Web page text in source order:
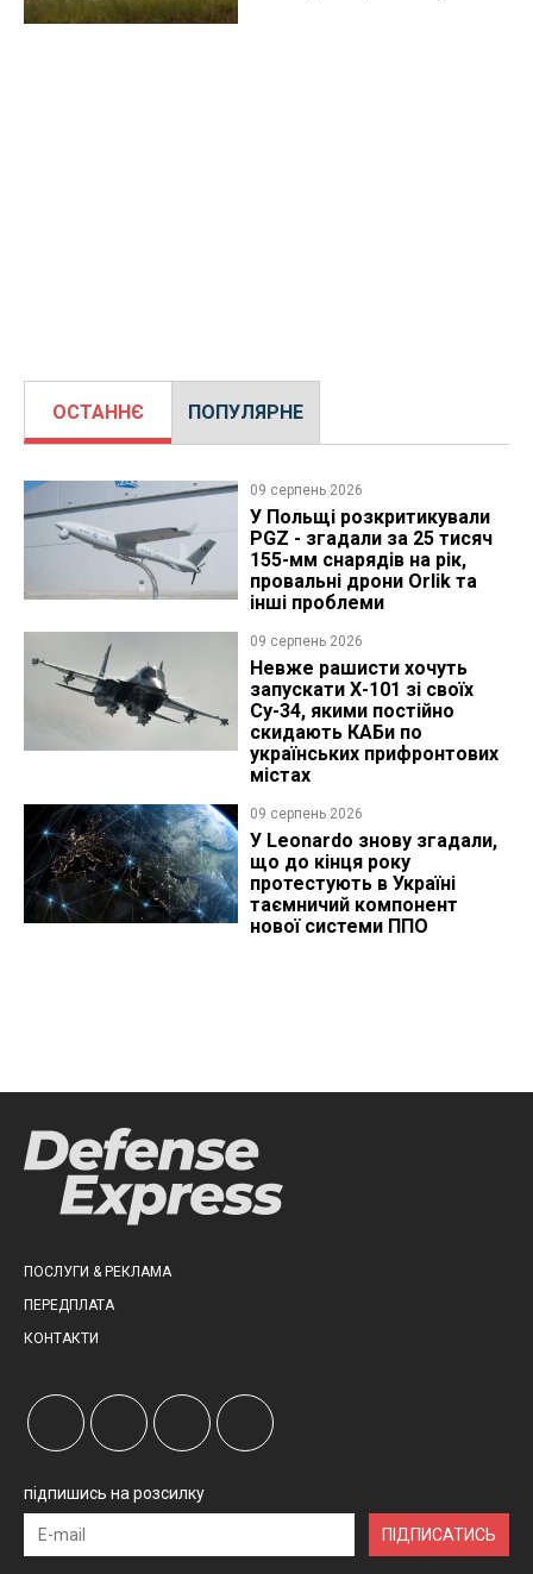
ОСТАННЄ ПОПУЛЯРНЕ
09 серпень 2026
У Польщі розкритикували
PGZ - згадали за 25 тисяч
155-мм снарядів на рік,
провальні дрони Orlik та
інші проблеми
09 серпень 2026
Невже рашисти хочуть
запускати Х-101 зі своїх
Су-34, якими постійно
скидають КАБи по
українських прифронтових
містах
09 серпень 2026
У Leonardo знову згадали,
що до кінця року
протестують в Україні
таємничий компонент
нової системи ППО
ПОСЛУГИ & РЕКЛАМА
ПЕРЕДПЛАТА
КОНТАКТИ
підпишись на розсилку
ПІДПИСАТИСЬ